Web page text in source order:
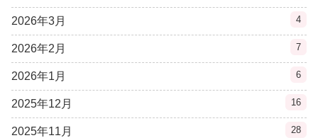
2026年3月 4
2026年2月 7
2026年1月 6
2025年12月 16
2025年11月 28